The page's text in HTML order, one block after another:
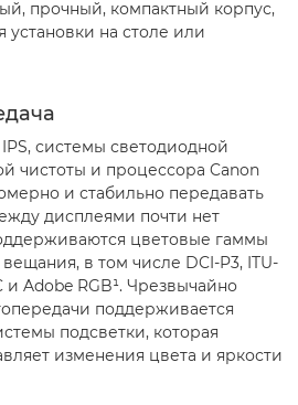
прочный, компактный корпус,
установки на столе или
системы светодиодной
чистоты и процессора Canon
и стабильно передавать
дисплеями почти нет
цветовые гаммы
в том числе DCI-P3, ITU-
и Adobe RGB¹. Чрезвычайно
поддерживается
подсветки, которая
изменения цвета и яркости